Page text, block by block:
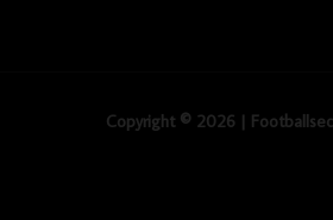
Copyright © 2026 |